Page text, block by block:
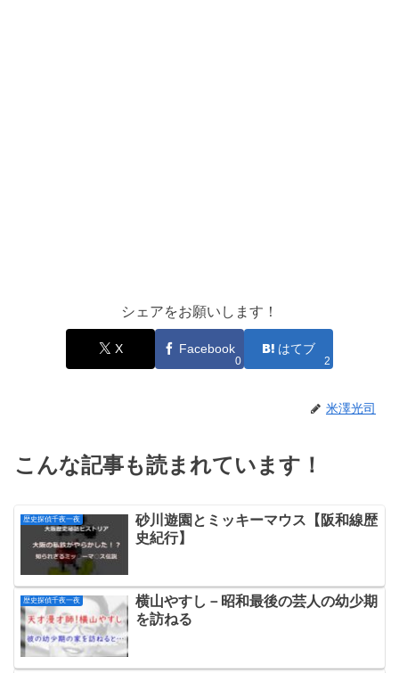
シェアをお願いします！
X Facebook
0
はてブ
2
米澤光司
こんな記事も読まれています！
歴史探偵千夜一夜
砂川遊園とミッキーマウス【阪和線歴
史紀行】
歴史探偵千夜一夜
横山やすし－昭和最後の芸人の幼少期
を訪ねる